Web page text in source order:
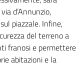
d’Annunzio,
piazzale. Infine,
del terreno a
franosi e permettere
abitazioni e la